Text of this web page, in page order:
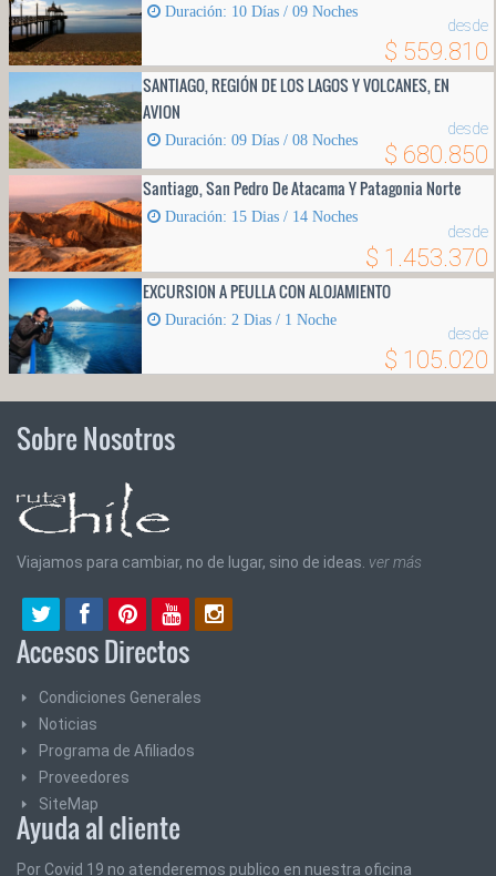
Duración: 10 Días / 09 Noches
desde
$ 559.810
SANTIAGO, REGIÓN DE LOS LAGOS Y VOLCANES, EN
AVION
Duración: 09 Días / 08 Noches
desde
$ 680.850
Santiago, San Pedro De Atacama Y Patagonia Norte
Duración: 15 Dias / 14 Noches
desde
$ 1.453.370
EXCURSION A PEULLA CON ALOJAMIENTO
Duración: 2 Dias / 1 Noche
desde
$ 105.020
Sobre Nosotros
Viajamos para cambiar, no de lugar, sino de ideas. ver más
Accesos Directos
Condiciones Generales
Noticias
Programa de Afiliados
Proveedores
SiteMap
Ayuda al cliente
Por Covid 19 no atenderemos publico en nuestra oficina